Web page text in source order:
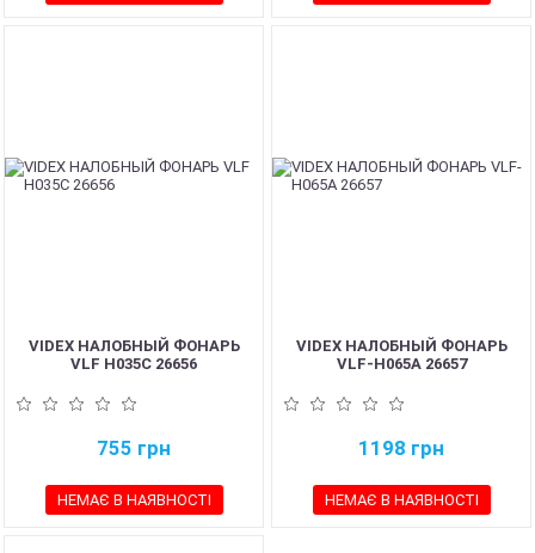
VIDEX НАЛОБНЫЙ ФОНАРЬ
VLF H035C 26656
755 грн
НЕМАЄ В НАЯВНОСТІ
VIDEX НАЛОБНЫЙ ФОНАРЬ
VLF-H065A 26657
1198 грн
НЕМАЄ В НАЯВНОСТІ